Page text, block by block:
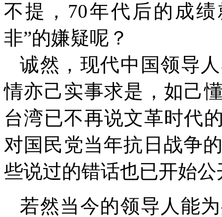
不提， 70年代后的成
非”的嫌疑呢？
诚然，现代中国领导
情亦己实事求是，如己
台湾已不再说文革时代
对国民党当年抗日战争
些说过的错话也已开始
若然当今的领导人能